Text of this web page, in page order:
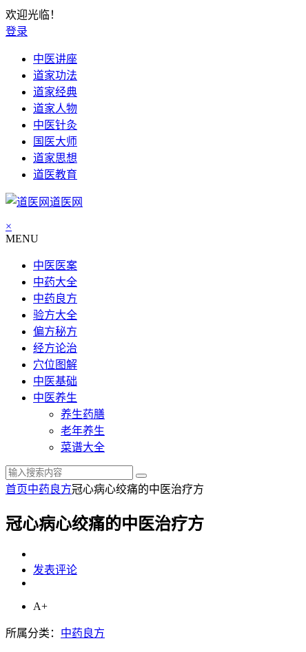
欢迎光临！
登录
中医讲座
道家功法
道家经典
道家人物
中医针灸
国医大师
道家思想
道医教育
道医网
×
MENU
中医医案
中药大全
中药良方
验方大全
偏方秘方
经方论治
穴位图解
中医基础
中医养生
养生药膳
老年养生
菜谱大全
首页中药良方冠心病心绞痛的中医治疗方
冠心病心绞痛的中医治疗方
发表评论
A+
所属分类： 中药良方